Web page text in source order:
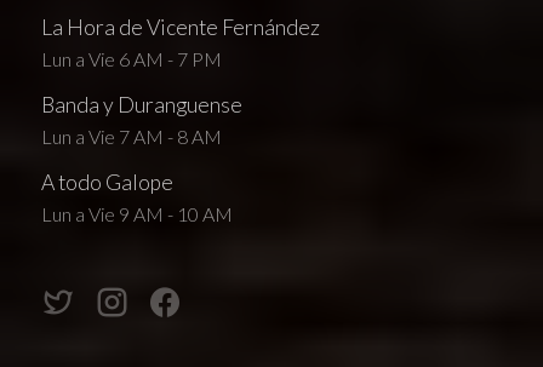
La Hora de Vicente Fernández
Lun a Vie 6 AM - 7 PM
Banda y Duranguense
Lun a Vie 7 AM - 8 AM
A todo Galope
Lun a Vie 9 AM - 10 AM